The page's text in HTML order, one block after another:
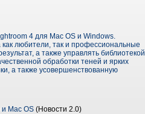
4 для Mac OS и Windows.
любители, так и профессиональные
а также управлять библиотекой
обработки теней и ярких
а также усовершенствованную
и Mac OS (Новости 2.0)